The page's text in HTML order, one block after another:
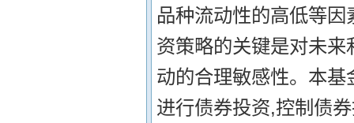
品种流动性的高低等
资策略的关键是对未
动的合理敏感性。本
进行债券投资,控制债